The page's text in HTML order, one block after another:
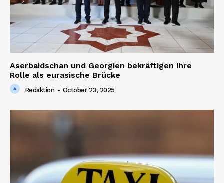
Aserbaidschan und Georgien bekräftigen ihre
Rolle als eurasische Brücke
Redaktion - October 23, 2025